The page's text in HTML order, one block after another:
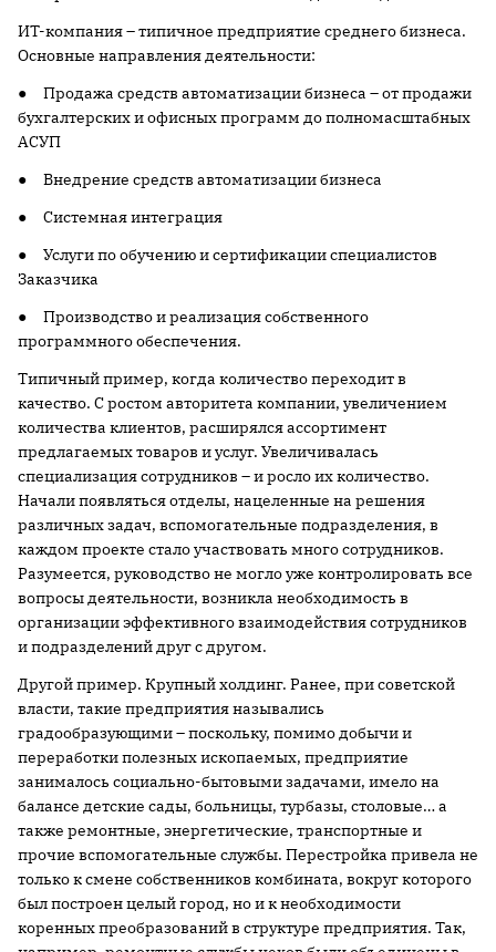
ИТ-компания – типичное предприятие среднего бизнеса.
Основные направления деятельности:
● Продажа средств автоматизации бизнеса – от продажи
бухгалтерских и офисных программ до полномасштабных
АСУП
● Внедрение средств автоматизации бизнеса
● Системная интеграция
● Услуги по обучению и сертификации специалистов
Заказчика
● Производство и реализация собственного
программного обеспечения.
Типичный пример, когда количество переходит в
качество. С ростом авторитета компании, увеличением
количества клиентов, расширялся ассортимент
предлагаемых товаров и услуг. Увеличивалась
специализация сотрудников – и росло их количество.
Начали появляться отделы, нацеленные на решения
различных задач, вспомогательные подразделения, в
каждом проекте стало участвовать много сотрудников.
Разумеется, руководство не могло уже контролировать все
вопросы деятельности, возникла необходимость в
организации эффективного взаимодействия сотрудников
и подразделений друг с другом.
Другой пример. Крупный холдинг. Ранее, при советской
власти, такие предприятия назывались
градообразующими – поскольку, помимо добычи и
переработки полезных ископаемых, предприятие
занималось социально-бытовыми задачами, имело на
балансе детские сады, больницы, турбазы, столовые… а
также ремонтные, энергетические, транспортные и
прочие вспомогательные службы. Перестройка привела не
только к смене собственников комбината, вокруг которого
был построен целый город, но и к необходимости
коренных преобразований в структуре предприятия. Так,